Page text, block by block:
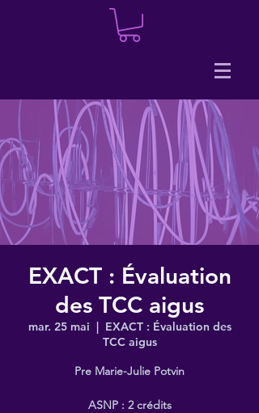
EXACT : Évaluation
des TCC aigus
mar. 25 mai
  |
EXACT : Évaluation des
TCC aigus
Pre Marie-Julie Potvin
ASNP : 2 crédits